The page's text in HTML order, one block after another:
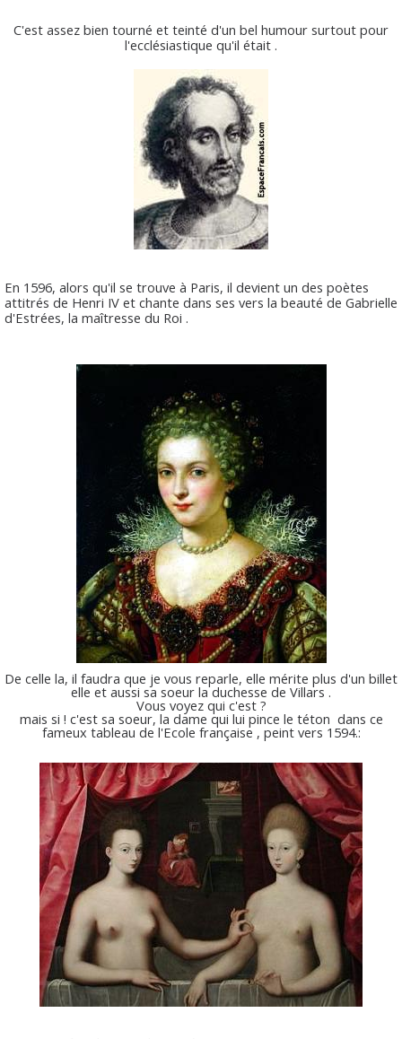
C'est assez bien tourné et teinté d'un bel humour surtout pour
l'ecclésiastique qu'il était .
En 1596, alors qu'il se trouve à Paris, il devient un des poètes
attitrés de Henri IV et chante dans ses vers la beauté de Gabrielle
d'Estrées, la maîtresse du Roi .
De celle la, il faudra que je vous reparle, elle mérite plus d'un billet
elle et aussi sa soeur la duchesse de Villars .
Vous voyez qui c'est ?
mais si ! c'est sa soeur, la dame qui lui pince le téton dans ce
fameux tableau de l'Ecole française , peint vers 1594.: